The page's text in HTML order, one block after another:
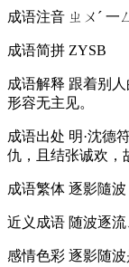
成语注音 ㄓㄨˊ 一
成语简拼 ZYSB
成语解释 跟着别人
形容无主见。
成语出处 明·沈德
仇，且结张诚欢，
成语繁体 逐影隨波
近义成语 随波逐
感情色彩 逐影随波